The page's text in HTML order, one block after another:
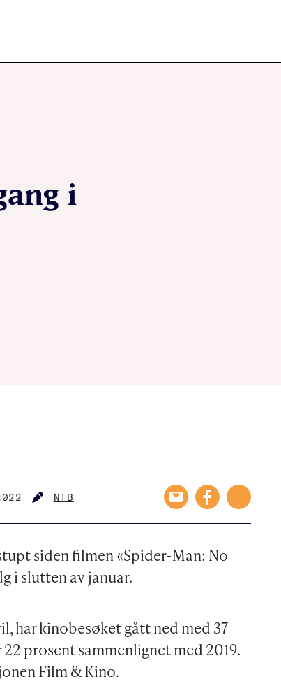
i
AUTHOR
NTB
siden filmen «Spider-Man: No
i slutten av januar.
har kinobesøket gått ned med 37
prosent sammenlignet med 2019.
Film & Kino.